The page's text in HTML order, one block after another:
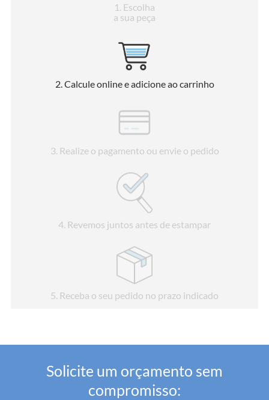
1 . Escolha
a sua peça
2. Calcule online e adicione ao carrinho
3. Realize o pagamento ou envie o pedido
4 . Revemos juntos antes de estampar
5. Receba o seu pedido no prazo indicado
Solicite um orçamento sem
compromisso: